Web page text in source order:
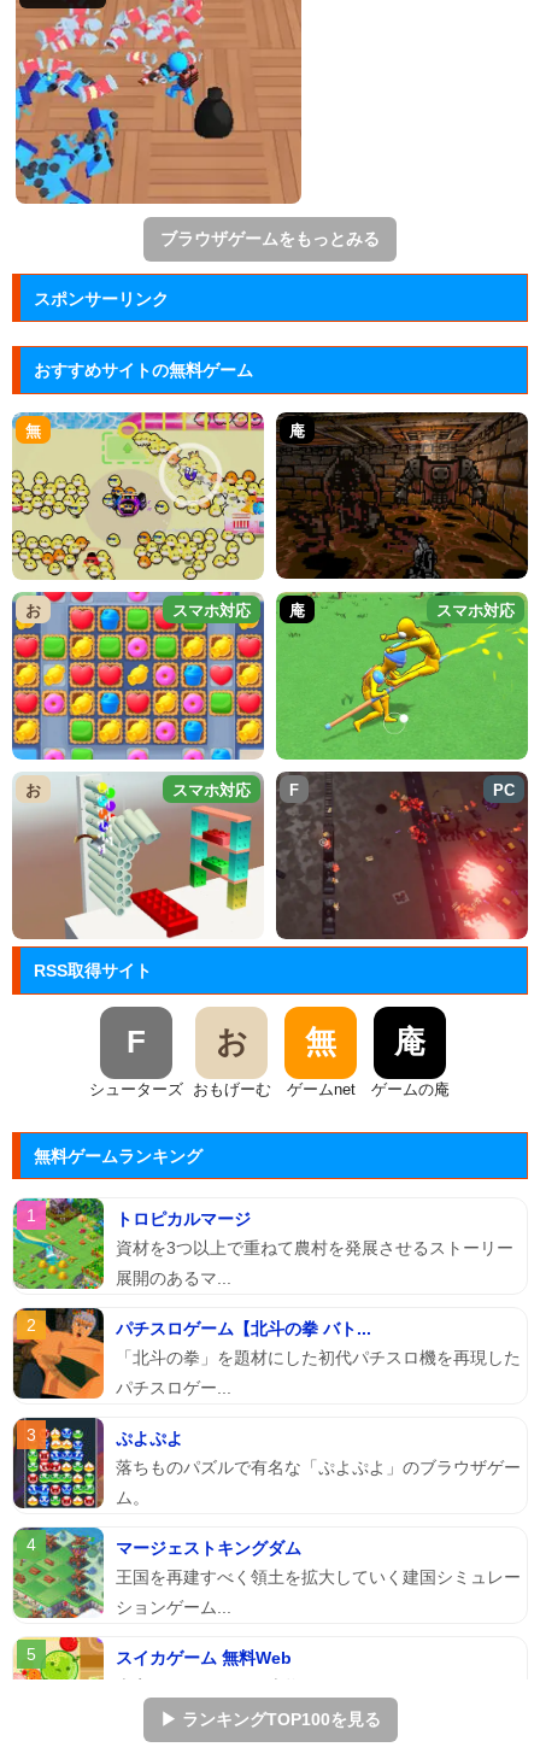
ブラウザゲームをもっとみる
スポンサーリンク
おすすめサイトの無料ゲーム
無 庵
お スマホ対応 庵 スマホ対応
お スマホ対応 F PC
RSS取得サイト
F
シューターズ
お
おもげーむ
無
ゲームnet
庵
ゲームの庵
無料ゲームランキング
トロピカルマージ
資材を3つ以上で重ねて農村を発展させるストーリー
展開のあるマ...
パチスロゲーム【北斗の拳 バト...
「北斗の拳」を題材にした初代パチスロ機を再現した
パチスロゲー...
ぷよぷよ
落ちものパズルで有名な「ぷよぷよ」のブラウザゲー
ム。
マージェストキングダム
王国を再建すべく領土を拡大していく建国シミュレー
ションゲーム...
スイカゲーム 無料Web
のスイ...▶ ランキングTOP100を見る